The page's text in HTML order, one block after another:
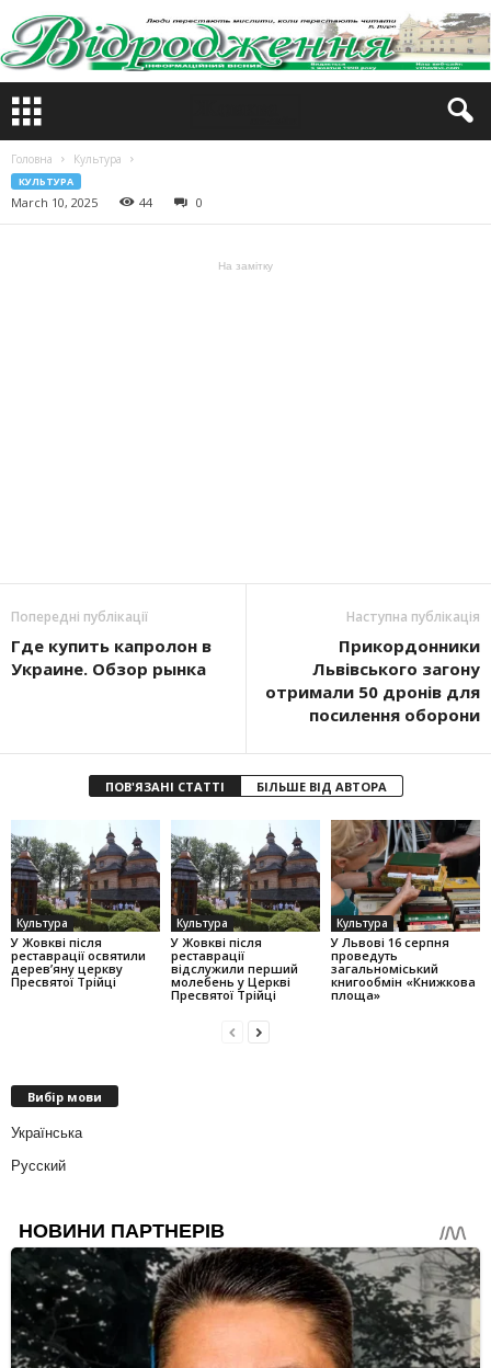
Головна Культура
КУЛЬТУРА
March 10, 2025 44 0
На замітку
Попередні публікації
Где купить капролон в
Украине. Обзор рынка
Наступна публікація
Прикордонники
Львівського загону
отримали 50 дронів для
посилення оборони
ПОВ'ЯЗАНІ СТАТТІ БІЛЬШЕ ВІД АВТОРА
Культура
У Жовкві після
реставрації освятили
дерев’яну церкву
Пресвятої Трійці
Культура
У Жовкві після
реставрації
відслужили перший
молебень у Церкві
Пресвятої Трійці
Культура
У Львові 16 серпня
проведуть
загальноміський
книгообмін «Книжкова
площа»
Вибір мови
Українська
Русский